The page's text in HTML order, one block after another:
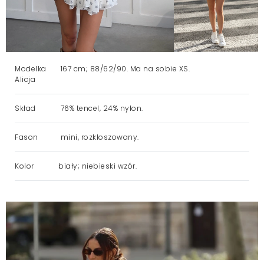
Modelka
Alicja
167 cm; 88/62/90. Ma na sobie XS.
Skład 76% tencel, 24% nylon.
Fason mini, rozkloszowany.
Kolor biały; niebieski wzór.